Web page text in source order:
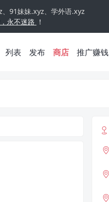
91妹妹.xyz、学外语.xyz
永不迷路 ！
列表 发布 商店 推广赚钱